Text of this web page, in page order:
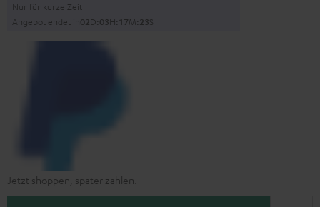
Nur für kurze Zeit
Angebot endet in02D:03H:17M: 22S
Jetzt shoppen, später zahlen.